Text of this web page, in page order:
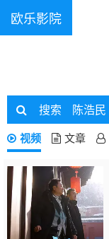
欧乐影院
搜索 陈浩民
视频 文章